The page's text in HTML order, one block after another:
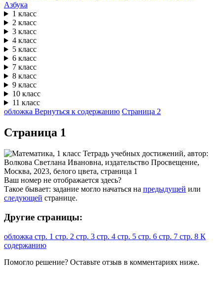
Азбука
1 класс
2 класс
3 класс
4 класс
5 класс
6 класс
7 класс
8 класс
9 класс
10 класс
11 класс
обложка Вернуться к содержанию Страница 2
Cтраница 1
Ваш номер не отображается здесь?
Такое бывает: задание могло начаться на предыдущей или
следующей странице.
Другие страницы:
обложка стр. 1 стр. 2 стр. 3 стр. 4 стр. 5 стр. 6 стр. 7 стр. 8 К
содержанию
Помогло решение? Оставьте отзыв в комментариях ниже.